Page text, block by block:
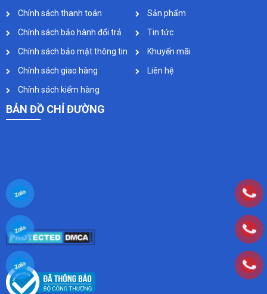
Chính sách thanh toán
Chính sách bảo hành đổi trả
Chính sách bảo mật thông tin
Chính sách giao hàng
Chính sách kiểm hàng
Sản phẩm
Tin tức
Khuyến mãi
Liên hệ
BẢN ĐỒ CHỈ ĐƯỜNG